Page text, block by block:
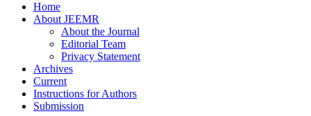
Home
About JEEMR
About the Journal
Editorial Team
Privacy Statement
Archives
Current
Instructions for Authors
Submission